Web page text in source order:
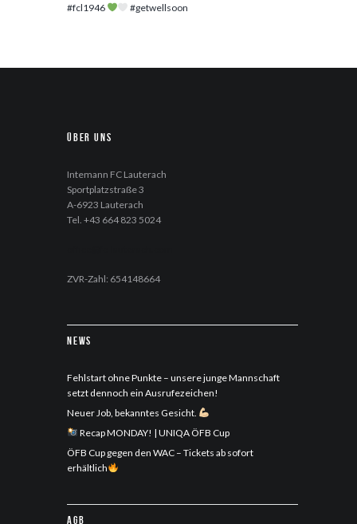
#fcl1946 #getwellsoon
Über uns
Intemann FC Lauterach
Sportplatzstraße 3
A-6923 Lauterach
Tel. +43 664 823 5024
ZVR-Zahl: 654148664
News
Fehlstart ohne Punkte – unsere junge Mannschaft
setzt dennoch ein Ausrufezeichen!
Neuer Job, bekanntes Gesicht.
Recap MONDAY! | UNIQA ÖFB Cup
ÖFB Cup gegen den WAC – Tickets ab sofort
erhältlich
AGB